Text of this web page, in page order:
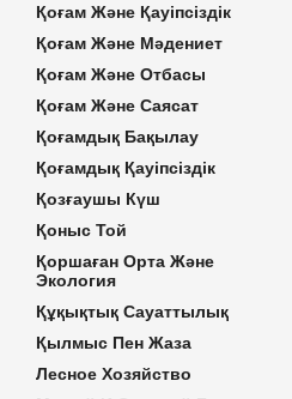
Қоғам Және Қауіпсіздік
Қоғам Және Мәдениет
Қоғам Және Отбасы
Қоғам Және Саясат
Қоғамдық Бақылау
Қоғамдық Қауіпсіздік
Қозғаушы Күш
Қоныс Той
Қоршаған Орта Және
Экология
Құқықтық Сауаттылық
Қылмыс Пен Жаза
Лесное Хозяйство